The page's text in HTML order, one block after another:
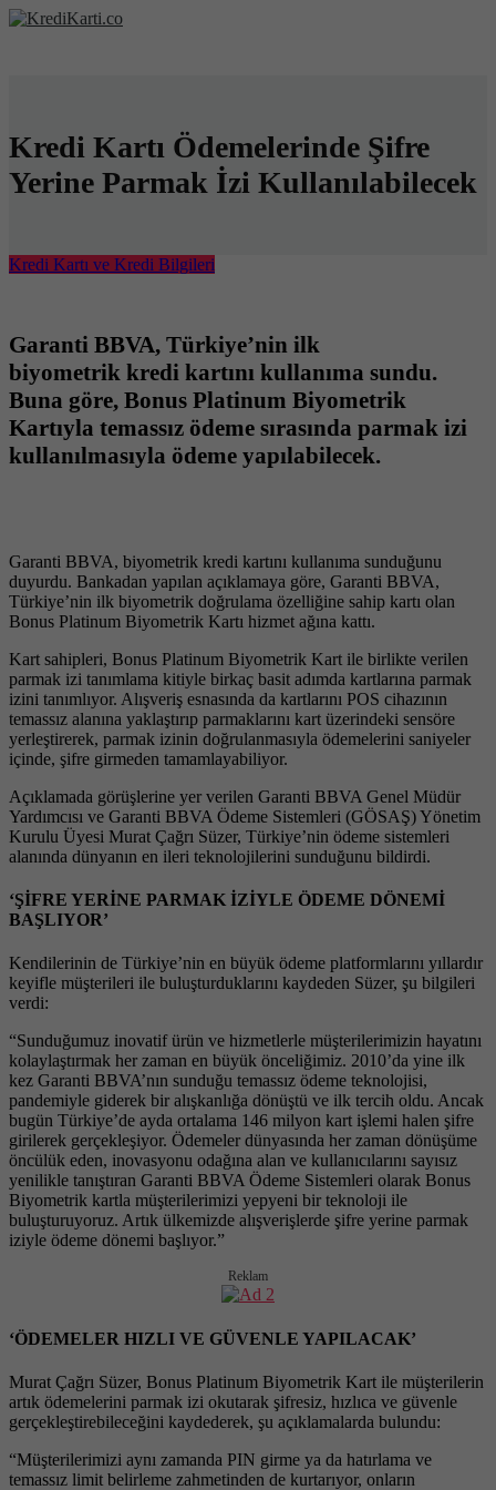
Kredi Kartı Ödemelerinde Şifre
Yerine Parmak İzi Kullanılabilecek
Kredi Kartı ve Kredi Bilgileri
Garanti BBVA, Türkiye’nin ilk
biyometrik kredi kartını kullanıma sundu.
Buna göre, Bonus Platinum Biyometrik
Kartıyla temassız ödeme sırasında parmak izi
kullanılmasıyla ödeme yapılabilecek.
Garanti BBVA, biyometrik kredi kartını kullanıma sunduğunu
duyurdu. Bankadan yapılan açıklamaya göre, Garanti BBVA,
Türkiye’nin ilk biyometrik doğrulama özelliğine sahip kartı olan
Bonus Platinum Biyometrik Kartı hizmet ağına kattı.
Kart sahipleri, Bonus Platinum Biyometrik Kart ile birlikte verilen
parmak izi tanımlama kitiyle birkaç basit adımda kartlarına parmak
izini tanımlıyor. Alışveriş esnasında da kartlarını POS cihazının
temassız alanına yaklaştırıp parmaklarını kart üzerindeki sensöre
yerleştirerek, parmak izinin doğrulanmasıyla ödemelerini saniyeler
içinde, şifre girmeden tamamlayabiliyor.
Açıklamada görüşlerine yer verilen Garanti BBVA Genel Müdür
Yardımcısı ve Garanti BBVA Ödeme Sistemleri (GÖSAŞ) Yönetim
Kurulu Üyesi Murat Çağrı Süzer, Türkiye’nin ödeme sistemleri
alanında dünyanın en ileri teknolojilerini sunduğunu bildirdi.
‘ŞİFRE YERİNE PARMAK İZİYLE ÖDEME DÖNEMİ
BAŞLIYOR’
Kendilerinin de Türkiye’nin en büyük ödeme platformlarını yıllardır
keyifle müşterileri ile buluşturduklarını kaydeden Süzer, şu bilgileri
verdi:
“Sunduğumuz inovatif ürün ve hizmetlerle müşterilerimizin hayatını
kolaylaştırmak her zaman en büyük önceliğimiz. 2010’da yine ilk
kez Garanti BBVA’nın sunduğu temassız ödeme teknolojisi,
pandemiyle giderek bir alışkanlığa dönüştü ve ilk tercih oldu. Ancak
bugün Türkiye’de ayda ortalama 146 milyon kart işlemi halen şifre
girilerek gerçekleşiyor. Ödemeler dünyasında her zaman dönüşüme
öncülük eden, inovasyonu odağına alan ve kullanıcılarını sayısız
yenilikle tanıştıran Garanti BBVA Ödeme Sistemleri olarak Bonus
Biyometrik kartla müşterilerimizi yepyeni bir teknoloji ile
buluşturuyoruz. Artık ülkemizde alışverişlerde şifre yerine parmak
iziyle ödeme dönemi başlıyor.”
Reklam
‘ÖDEMELER HIZLI VE GÜVENLE YAPILACAK’
Murat Çağrı Süzer, Bonus Platinum Biyometrik Kart ile müşterilerin
artık ödemelerini parmak izi okutarak şifresiz, hızlıca ve güvenle
gerçekleştirebileceğini kaydederek, şu açıklamalarda bulundu:
“Müşterilerimizi aynı zamanda PIN girme ya da hatırlama ve
temassız limit belirleme zahmetinden de kurtarıyor, onların